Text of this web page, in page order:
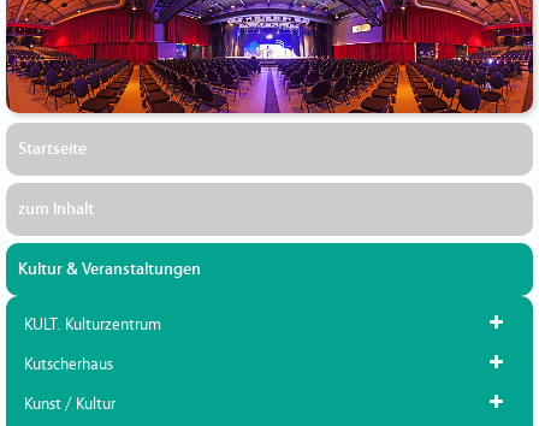
Startseite
zum Inhalt
Kultur & Veranstaltungen
KULT. Kulturzentrum
Kutscherhaus
Kunst / Kultur